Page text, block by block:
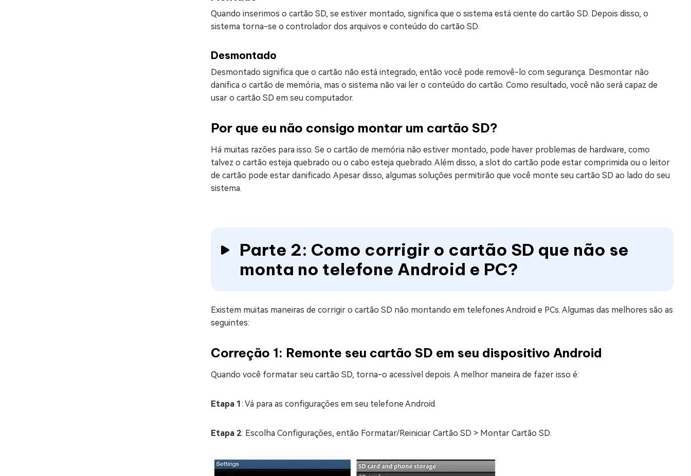
Quando inserimos o cartão SD, se estiver montado, significa que o sistema está ciente do cartão SD. Depois disso, o
sistema torna-se o controlador dos arquivos e conteúdo do cartão SD.
Desmontado
Desmontado significa que o cartão não está integrado, então você pode removê-lo com segurança. Desmontar não
danifica o cartão de memória, mas o sistema não vai ler o conteúdo do cartão. Como resultado, você não será capaz de
usar o cartão SD em seu computador.
Por que eu não consigo montar um cartão SD?
Há muitas razões para isso. Se o cartão de memória não estiver montado, pode haver problemas de hardware, como
talvez o cartão esteja quebrado ou o cabo esteja quebrado. Além disso, a slot do cartão pode estar comprimida ou o leitor
de cartão pode estar danificado. Apesar disso, algumas soluções permitirão que você monte seu cartão SD ao lado do seu
sistema.
Parte 2: Como corrigir o cartão SD que não se
monta no telefone Android e PC?
Existem muitas maneiras de corrigir o cartão SD não montando em telefones Android e PCs. Algumas das melhores são as
seguintes:
Correção 1: Remonte seu cartão SD em seu dispositivo Android
Quando você formatar seu cartão SD, torna-o acessível depois. A melhor maneira de fazer isso é:
Etapa 1: Vá para as configurações em seu telefone Android.
Etapa 2: Escolha Configurações, então Formatar/Reiniciar Cartão SD > Montar Cartão SD.